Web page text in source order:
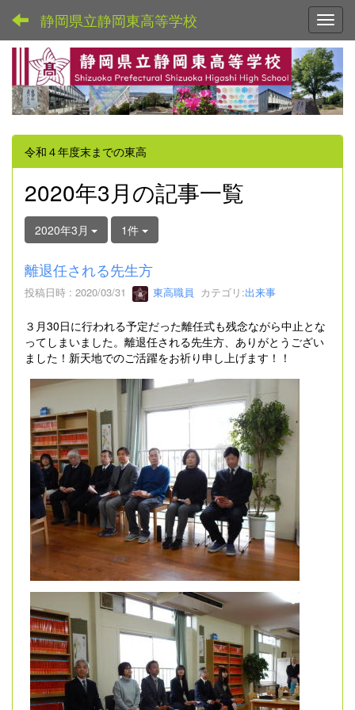
静岡県立静岡東高等学校
令和４年度末までの東高
2020年3月の記事一覧
2020年3月 1件
離退任される先生方
投稿日時 : 2020/03/31 東高職員 カテゴリ:出来事
３月30日に行われる予定だった離任式も残念ながら中止とな
ってしまいました。離退任される先生方、ありがとうござい
ました！新天地でのご活躍をお祈り申し上げます！！